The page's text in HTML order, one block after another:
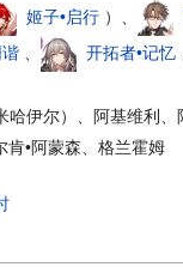
姬子•启行）、
、 开拓者•记忆
哈伊尔）、阿基维利、
•阿蒙森、格兰霍姆